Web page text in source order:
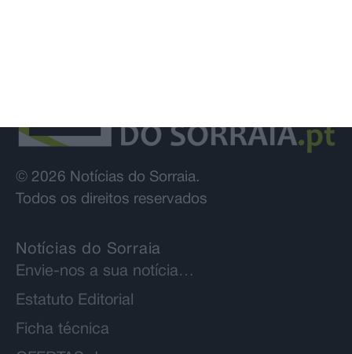
© 2026 Notícias do Sorraia.
Todos os direitos reservados
Notícias do Sorraia
Envie-nos a sua notícia…
Estatuto Editorial
Ficha técnica